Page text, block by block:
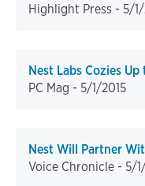
Highlight Press - 5/
Nest Labs Cozies
PC Mag - 5/1/2015
Nest Will Partner
Voice Chronicle - 5/